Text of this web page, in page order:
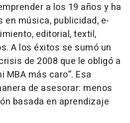
a los 19 años y ha
música, publicidad, e-
editorial, textil,
A los éxitos se sumó un
de 2008 que le obligó a
MBA más caro”. Esa
de asesorar: menos
basada en aprendizaje